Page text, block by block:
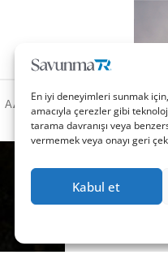
En iyi deneyimleri sunmak
amacıyla çerezler gibi
tarama davranışı veya
vermemek veya onayı geri
Kabul et
AA 0